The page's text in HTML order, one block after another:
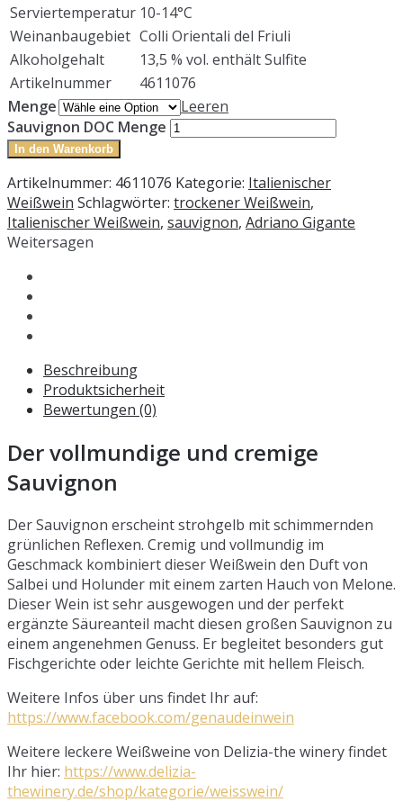
Serviertemperatur 10-14°C
Weinanbaugebiet Colli Orientali del Friuli
Alkoholgehalt
13,5 % vol. enthält Sulfite
Artikelnummer
4611076
Menge
Leeren
Sauvignon DOC Menge
In den Warenkorb
Artikelnummer: 4611076 Kategorie: Italienischer
Weißwein Schlagwörter: trockener Weißwein,
Italienischer Weißwein, sauvignon, Adriano Gigante
Weitersagen
Beschreibung
Produktsicherheit
Bewertungen (0)
Der vollmundige und cremige
Sauvignon
Der Sauvignon erscheint strohgelb mit schimmernden
grünlichen Reflexen. Cremig und vollmundig im
Geschmack kombiniert dieser Weißwein den Duft von
Salbei und Holunder mit einem zarten Hauch von Melone.
Dieser Wein ist sehr ausgewogen und der perfekt
ergänzte Säureanteil macht diesen großen Sauvignon zu
einem angenehmen Genuss. Er begleitet besonders gut
Fischgerichte oder leichte Gerichte mit hellem Fleisch.
Weitere Infos über uns findet Ihr auf:
https://www.facebook.com/genaudeinwein
Weitere leckere Weißweine von Delizia-the winery findet
Ihr hier: https://www.delizia-
thewinery.de/shop/kategorie/weisswein/